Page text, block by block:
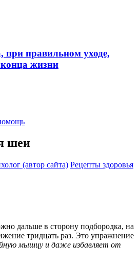
при правильном уходе,
жизни
шеи
(автор сайта) Рецепты здоровья
дальше в сторону подбородка, на
тридцать раз. Это упражнение
мышцу и даже избавляет от